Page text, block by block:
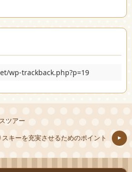
wp-trackback.php?p=19
ツアー
スキーを充実させるためのポイント